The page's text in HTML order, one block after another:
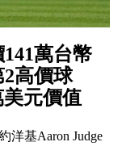
萬台幣
高價球
元價值
洋基Aaron Judge